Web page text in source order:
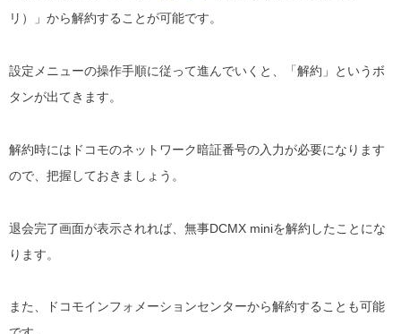
リ）」から解約することが可能です。
設定メニューの操作手順に従って進んでいくと、「解約」というボ
タンが出てきます。
解約時にはドコモのネットワーク暗証番号の入力が必要になります
ので、把握しておきましょう。
退会完了画面が表示されれば、無事DCMX miniを解約したことにな
ります。
また、ドコモインフォメーションセンターから解約することも可能